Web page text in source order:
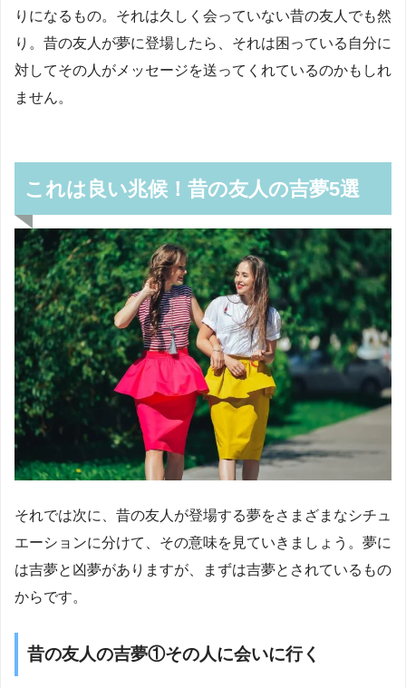
りになるもの。それは久しく会っていない昔の友人でも然
り。昔の友人が夢に登場したら、それは困っている自分に
対してその人がメッセージを送ってくれているのかもしれ
ません。
これは良い兆候！昔の友人の吉夢5選
それでは次に、昔の友人が登場する夢をさまざまなシチュ
エーションに分けて、その意味を見ていきましょう。夢に
は吉夢と凶夢がありますが、まずは吉夢とされているもの
からです。
昔の友人の吉夢①その人に会いに行く